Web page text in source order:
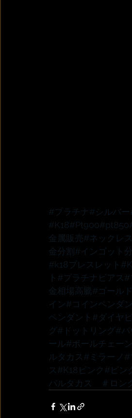
#プラチナ #シルバー
#K18#Pt900#pt850
金属販売#ネックレス
金分割 #インゴット
#k18ブレスレット
ト #プラチナピアス #
金相場高騰#ゴール
イン#コインペンダ
ペンダント #ダイヤ
グ#ドットリング#パ
ール#ボールチェーン
ルタカス #ミラーノ #
ス #K18ピンク #ピン
パルタカス
＃ロン